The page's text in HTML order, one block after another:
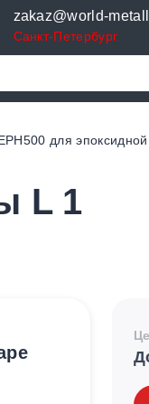
zakaz@world-
Санкт-Петербург
для
L 1